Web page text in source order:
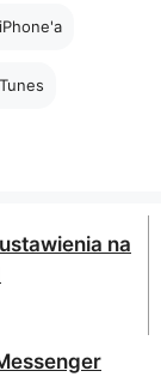
iPhone'a
na